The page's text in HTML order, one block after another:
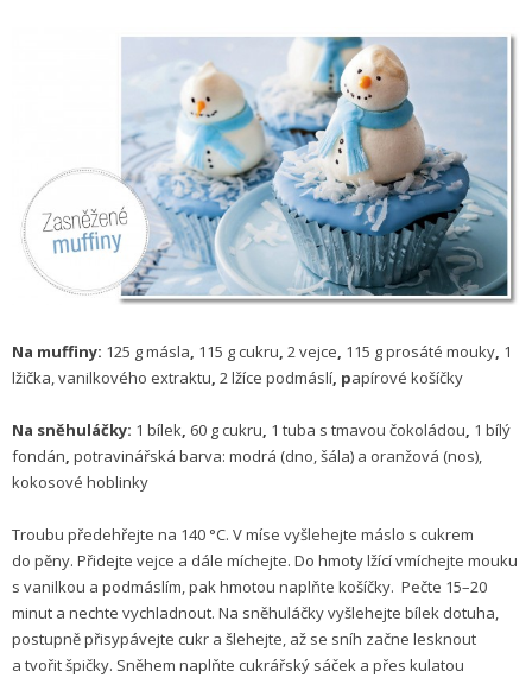
Na muffiny: 125 g másla, 115 g cukru, 2 vejce, 115 g prosáté mouky, 1
lžička, vanilkového extraktu, 2 lžíce podmáslí, papírové košíčky
Na sněhuláčky: 1 bílek, 60 g cukru, 1 tuba s tmavou čokoládou, 1 bílý
fondán, potravinářská barva: modrá (dno, šála) a oranžová (nos),
kokosové hoblinky
Troubu předehřejte na 140 °C. V míse vyšlehejte máslo s cukrem
do pěny. Přidejte vejce a dále míchejte. Do hmoty lžící vmíchejte mouku
s vanilkou a podmáslím, pak hmotou naplňte košíčky. Pečte 15–20
minut a nechte vychladnout. Na sněhuláčky vyšlehejte bílek dotuha,
postupně přisypávejte cukr a šlehejte, až se sníh začne lesknout
a tvořit špičky. Sněhem naplňte cukrářský sáček a přes kulatou